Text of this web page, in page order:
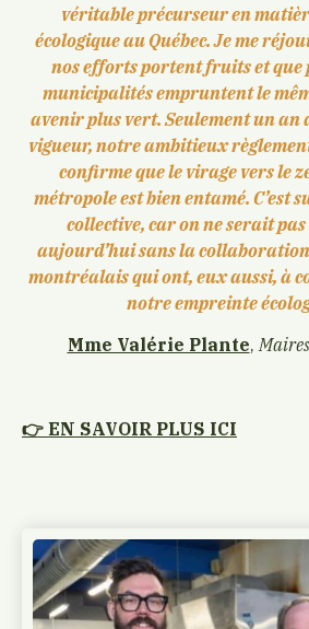
véritable précurseur en
écologique au Québec. Je me
nos efforts portent fruits et
municipalités empruntent le
avenir plus vert. Seulement un an
vigueur, notre ambitieux
confirme que le virage vers le
métropole est bien entamé. C’est
collective, car on ne serait
aujourd’hui sans la
montréalais qui ont, eux aussi, à
notre empreinte
Mme Valérie Plante,
👉​ EN SAVOIR PLUS ICI